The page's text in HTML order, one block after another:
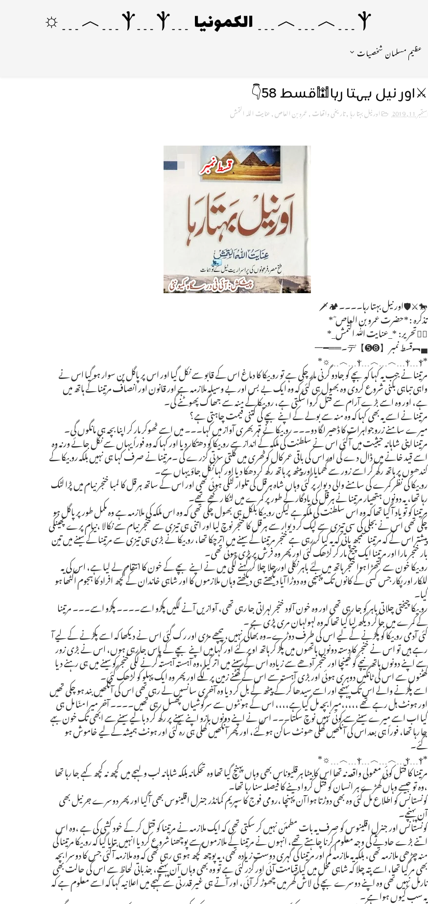
Ⲯ﹍︿﹍︿﹍ الکمونیا ﹍Ⲯ﹍Ⲯ﹍︿﹍☼
عظیم مسلمان شخصیات
⚔️اور نیل بہتا رہا🕍قسط 58👇
ستمبر 11, 2019 اور نیل بہتا رہا,تاریخی واقعات,عمرو بن العاص,عنایت اللہ التمش
🐎⚔️🛡️اور نیل بہتا رہا۔۔۔۔🏕🗡️
تذکرہ : *حضرت عمرو بن العاص ؓ*
✍🏻تحریر: *_عنایت اللّٰہ التمش_*
▄︻قسط نمبر 【➑➎】デ۔══━一
*ⲯ﹍︿﹍︿﹍ⲯ﹍ⲯ﹍︿﹍☼*
مرتینا نے جب یہ کہا کہ بچے کو جادو گرنی مار چکی ہے تو روبیکا کا دماغ اس کے قابو سے نکل گیا اور اس پر پاگل پن سوار ہو گیا اس نے
واہی تباہی بکنی شروع کردی وہ بھول ہی گئی کہ وہ ایک بے بس اور بے وسیلہ ملازمہ ہے اور قانون اور انصاف مرتینا کے ہاتھ میں
ہے، اور وہ اسے بڑے آرام سے قتل کروا سکتی ہے، روبیکا کے منہ سے جھاگ پھوٹنے گی۔
مرتینا نے اسے یہ بھی کہا کہ وہ منہ سے بولے کے اپنے بچے کی کتنی قیمت چاہتی ہے؟
میرے سامنے زروجواہرات کا ڈھیر لگا دو۔۔۔ روبیکا نے قہر بھری آواز میں کہا۔۔۔ میں اسے ٹھوکر مار کر اپنا بچہ ہی مانگوں گی۔
مرتینا اپنی شاہانہ حیثیت میں آگئی اس نے سلطنت کی ملکہ کے انداز سے روبیکا کو دھتکار دیا اور کہا کہ وہ فوراً یہاں سے نکل جائے ورنہ وہ
اسے قید خانے میں ڈال دے گی اور اس کی باقی عمر کال کوٹھری میں گلتی سڑتی گزرے گی ۔مرتینا نے صرف کہا ہی نہیں بلکہ روبیکا کے
کندھوں پر ہاتھ رکھ کر اسے زور سے گھمایا اور پیٹھ پر ہاتھ رکھ کر دھکا دیا اور کہا نکل جاؤ یہاں سے۔
روبیکا کی نظر کمرے کی سامنے والی دیوار پر گئی وہاں شاہ ہرقل کی تلوار لٹکی ہوئی تھی اور اس کے ساتھ ہرقل کا لمبا خنجر نیام میں پڑا لٹک
رہا تھا، یہ دونوں ہتھیار مرتینا نے ہرقل کی یادگار کے طور پر کمرے میں لٹکا رکھے تھے۔
مرتینا کو تو یاد آ گیا تھا کہ وہ اس سلطنت کی ملکہ ہے لیکن روبیکا بلکل ہی بھول چکی تھی کہ وہ اس ملکہ کی ملازمہ ہے وہ مکمل طور پر پاگل ہو
چکی تھی اس نے بجلی کی سی تیزی سے لپک کر دیوار سے ہرقل کا خنجر نوچ لیا اور اتنی ہی تیزی سے خنجر نیام سے نکالا ،نیام پرے پھینکی
پیشتر اس کے کہ مرتینا سمجھ پاتی کہ یہ کیا کر رہی ہے خنجر مرتینا کے سینے میں اترچکا تھا، روبیکا نے بڑی ہی تیزی سے مرتینا کے سینے میں تین
بار خنجر مارا اور مرتینا ایک چیخ مار کر لڑھک گئی اور پھر وہ فرش پر پڑی ہوئی تھی۔
روبیکا خون سے لتھڑا ہوا خنجر ہاتھ میں لئے باہر نکلی اور چلا چلا کر کہنے لگی میں نے اپنے بچے کے خون کا انتقام لے لیا ہے، اس کی یہ
للکار اور پکار جس کسی کے کانوں تک پہنچی وہ دوڑا آیا دیکھتے ہی دیکھتے وہاں ملازموں کا اور شاہی خاندان کے کچھ افراد کا ہجوم اکٹھا ہو
گیا۔
روبیکا چیختی چلاتی باہر کو جا رہی تھی اور وہ خون آلود خنجر لہراتی جا رہی تھی، آوازیں آنے لگیں پکڑو اسے۔۔۔۔ پکڑو اسے۔۔۔ مرتینا
کے کمرے میں جا کر دیکھ لیا گیا تھا کہ وہ لہولہان مری پڑی ہے ۔
کئی آدمی روبیکا کو پکڑنے کے لیے اس کی طرف دوڑے۔وہ بھاگی نہیں، پیچھے مڑی اور رک گئی اس نے دیکھا کہ اسے پکڑنے کے لیے آ
رہے ہیں تو اس نے خنجر کا دستہ دونوں ہاتھوں میں پکڑ کر ہاتھ اوپر کئے اور کہا میں اپنے بچے کے پاس جا رہی ہوں، اس نے بڑی زور
سے اپنے دونوں ہاتھ نیچے کو کھینچا اور خنجر آدھے سے زیادہ اس کے سینے میں اتر گیا ،وہ آہستہ آہستہ گرنے لگی خنجر کو سینے میں ہی رہنے دیا
گھٹنوں سے اس کی ٹانگیں دوہری ہوئی اور بڑی آہستہ سے اس کے گھٹنے زمین پر لگے اور پھر وہ ایک پہلو کو لڑھک گئی۔
اسے پکڑنے والے اس تک پہنچے اور اسے سیدھا کر کے پیٹھ کے بل کر دیا وہ آخری سانسیں لے رہی تھی اس کی آنکھیں بند ہو چکی تھیں
اور ہونٹ ہل رہے تھے ،،،،،میرا بچہ مل گیا ہے،،،، اس کے ہونٹوں سے سرگوشیاں پھسل رہی تھیں۔۔۔۔ آخر میرا منّا مل ہی
گیا اب اسے میرے سینے سے کوئی نہیں نوچ سکتا۔۔۔ اس نے اپنے دونوں بازو اپنے سینے پر رکھ کر دبا لیے سینے سے ابھی تک خون بہے
جا رہا تھا، فوراً ہی بعد اس کی آنکھیں کھلی ھونٹ ساکن ہو گئے، اور پھر آنکھیں کھلی ہی رہ گئی اور ہونٹ ہمیشہ کے لیے خاموش ہو
گئے۔
*ⲯ﹍︿﹍︿﹍ⲯ﹍ⲯ﹍︿﹍☼*
مرتینا کا قتل کوئی معمولی واقعہ نہ تھا اس کا بیٹا ہرقلیوناس بھی وہاں پہنچ گیا تھا وہ تحکمانہ بلکہ شاہانہ لب و لہجے میں کچھ نہ کچھ کہے جا رہا تھا
،وہ تو جیسے وہاں کھڑے ہر انسان کو قتل کروا دینے کا فیصلہ سنا رہا تھا۔
کونستانس کو اطلاع مل گئی وہ بھی دوڑتا ہوا آن پہنچا ،رومی فوج کا سپریم کمانڈر جنرل اقلینوس بھی آگیا اور پھر دوسرے جرنیل بھی
آن پہنچے۔
کونستانس اور جنرل اقلینوس کو صرف یہ بات مطمئن نہیں کر سکتی تھی کہ ایک ملازمہ نے مرتینا کو قتل کر کے خود کشی کی ہے ،وہ اس
اتنے بڑے حادثے کی وجہ معلوم کرنا چاہتے تھے، انہوں نے مرتینا کے ملازموں سے پوچھنا شروع کردیا انہیں بتایا گیا کہ روبیکا مرتینا کی
منہ چڑھی ملازمہ تھی، بلکہ یہ ملازمہ کم اور مرتینا کی گہری دوست زیادہ تھی، یہ پوچھ گچھ ہو ہی رہی تھی کہ وہ ملازمہ آگئی جس کا دوسرا بچہ
بھی مر گیا تھا، اسے پتہ چلا کہ شاہی محل میں کیا قیامت آئی اور گزر گئی ہے تو وہ بھی وہاں آن پہنچے، جذباتی لحاظ سے اس کی حالت بھی
نارمل نہیں تھی وہ اپنے دوسرے بچے کی لاش گھر میں چھوڑ کر آئی، اور آتے ہی غیر قدرتی سے لہجے میں اعلانیہ کہا کہ اسے معلوم ہے کہ
یہ سب کیوں ہوا ہے ۔